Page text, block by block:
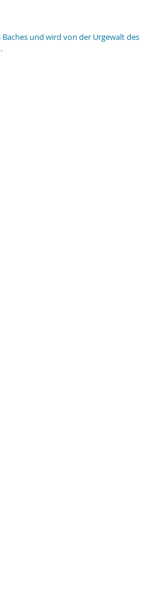
und wird von der Urgewalt des